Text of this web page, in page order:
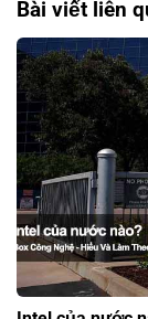
Bài viết liên